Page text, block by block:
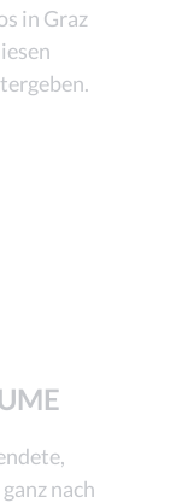
in Graz
nach